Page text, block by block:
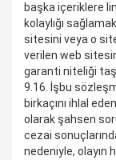
başka içeriklere
kolaylığı
sitesini veya o
verilen web
garanti niteliği
9.16. İşbu
birkaçını ihlal
olarak şahsen
cezai
nedeniyle, olayın